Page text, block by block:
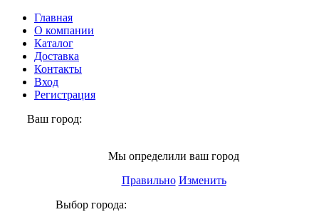
Главная
О компании
Каталог
Доставка
Контакты
Вход
Регистрация
Ваш город:
Мы определили ваш город
Правильно Изменить
Выбор города: